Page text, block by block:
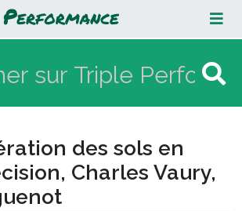
des sols en haute
Charles Vaury, Lucie
des sols en
Charles Vaury,